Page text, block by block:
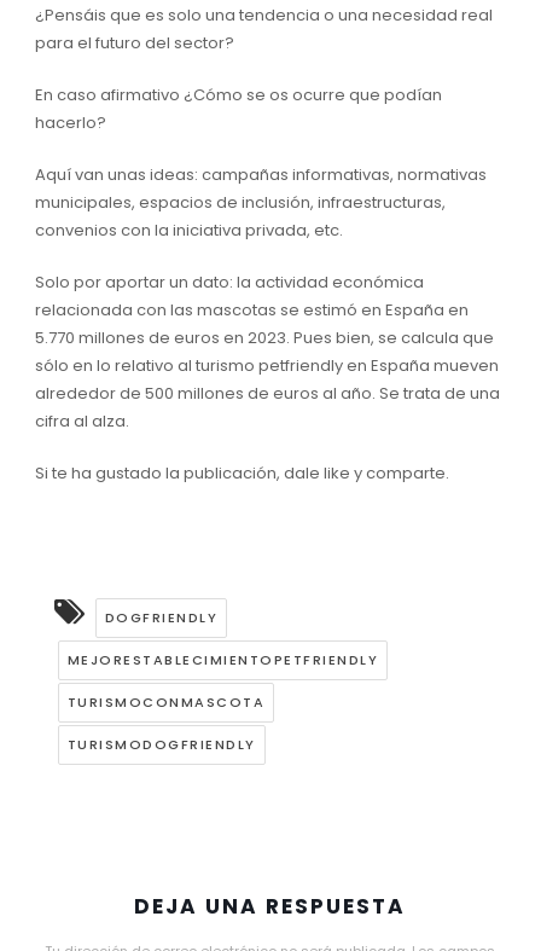
¿Pensáis que es solo una tendencia o una necesidad real
para el futuro del sector?
En caso afirmativo ¿Cómo se os ocurre que podían
hacerlo?
Aquí van unas ideas: campañas informativas, normativas
municipales, espacios de inclusión, infraestructuras,
convenios con la iniciativa privada, etc.
Solo por aportar un dato: la actividad económica
relacionada con las mascotas se estimó en España en
5.770 millones de euros en 2023. Pues bien, se calcula que
sólo en lo relativo al turismo petfriendly en España mueven
alrededor de 500 millones de euros al año. Se trata de una
cifra al alza.
Si te ha gustado la publicación, dale like y comparte.
DOGFRIENDLY
MEJORESTABLECIMIENTOPETFRIENDLY
TURISMOCONMASCOTA
TURISMODOGFRIENDLY
DEJA UNA RESPUESTA